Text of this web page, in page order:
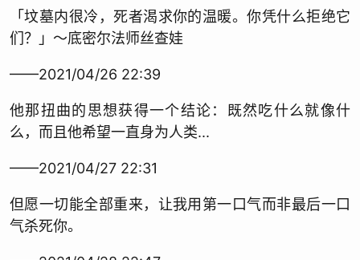
「坟墓内很冷，死者渴求你的温暖。你凭什么拒绝它
们？」～底密尔法师丝查娃
——2021/04/26 22:39
他那扭曲的思想获得一个结论：既然吃什么就像什
么，而且他希望一直身为人类...
——2021/04/27 22:31
但愿一切能全部重来，让我用第一口气而非最后一口
气杀死你。